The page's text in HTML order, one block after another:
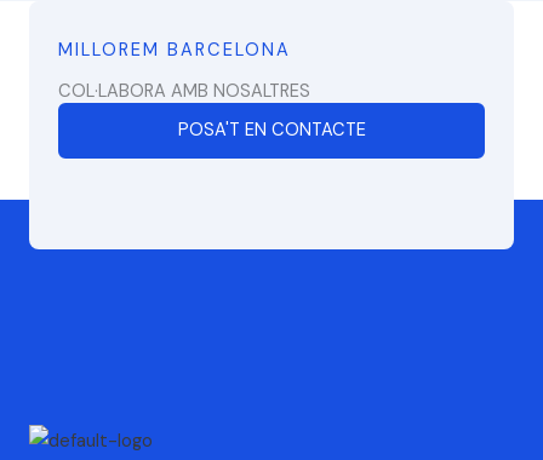
MILLOREM BARCELONA
COL·LABORA AMB NOSALTRES
POSA'T EN CONTACTE